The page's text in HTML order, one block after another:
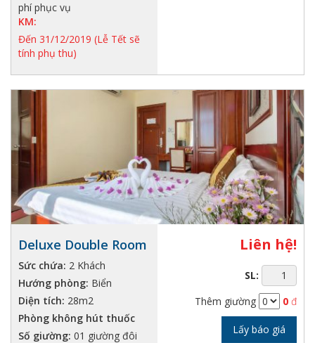
phí phục vụ
KM:
Đến 31/12/2019 (Lễ Tết sẽ
tính phụ thu)
Deluxe Double Room
Sức chứa: 2 Khách
Hướng phòng: Biển
Diện tích: 28m2
Phòng không hút thuốc
Số giường: 01 giường đôi
Liên hệ!
SL:
Thêm giường
0 đ
Lấy báo giá